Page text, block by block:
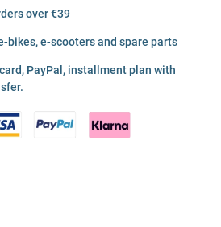
over €39
bikes, e-scooters and spare parts
PayPal, installment plan with